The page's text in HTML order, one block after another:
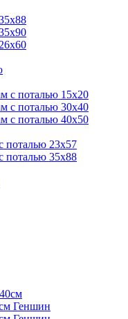
с поталью 15х20
с поталью 30х40
с поталью 40х50
поталью 23х57
поталью 35х88
Геншин